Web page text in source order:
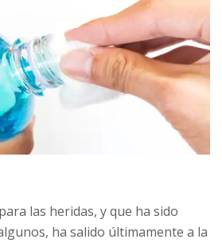
las heridas, y que ha sido
ha salido últimamente a la